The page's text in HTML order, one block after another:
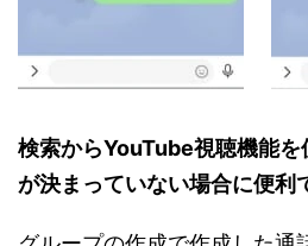
検索からYouTube視聴機能
が決まっていない場合に便利